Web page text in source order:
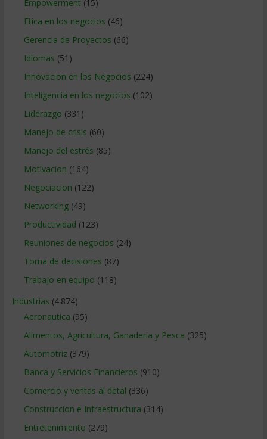
Empowerment (15)
Etica en los negocios (46)
Gerencia de Proyectos (66)
Idiomas (51)
Innovacion en los Negocios (224)
Inteligencia en los negocios (102)
Liderazgo (331)
Manejo de crisis (60)
Manejo del estrés (85)
Motivacion (164)
Negociacion (122)
Networking(49)
Productividad (123)
Reuniones de negocios (24)
Toma de decisiones (87)
Trabajo en equipo (118)
Industrias (4.874)
Aeronautica (95)
Alimentos, Agricultura, Ganaderia y Pesca (325)
Automotriz(379)
Banca y Servicios Financieros (910)
Comercio y ventas al detal (336)
Construccion e Infraestructura (314)
Entretenimiento (279)